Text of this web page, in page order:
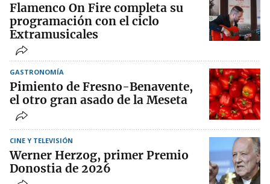
Flamenco On Fire completa su
programación con el ciclo
Extramusicales
GASTRONOMÍA
Pimiento de Fresno-Benavente,
el otro gran asado de la Meseta
CINE Y TELEVISIÓN
Werner Herzog, primer Premio
Donostia de 2026